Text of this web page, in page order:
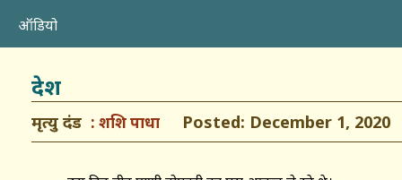
ऑडियो
देश
मृत्यु दंड शशि पाधा Posted: December 1, 2020